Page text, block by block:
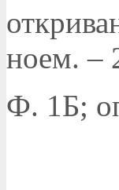
ноем. –
Ф. 1Б;